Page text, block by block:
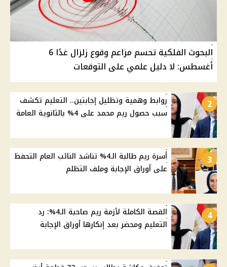
البحوث الفلكية تحسم مزاعم وقوع زلزال غدًا 6
أغسطس: لا دليل علمي على التوقعات
2
روابط وهمية وتظليل إجابتين.. التعليم تكشف
سبب حصول ريم محمد على 4% بالثانوية العامة
3
أسرة ريم طالبة الـ4% تناشد النائب العام التحفظ
على أوراق الإجابة وملف التظلم
4
القصة الكاملة لأزمة ريم صاحبة الـ4%: رد
التعليم ومحضر بعد إنكارها أوراق الإجابة